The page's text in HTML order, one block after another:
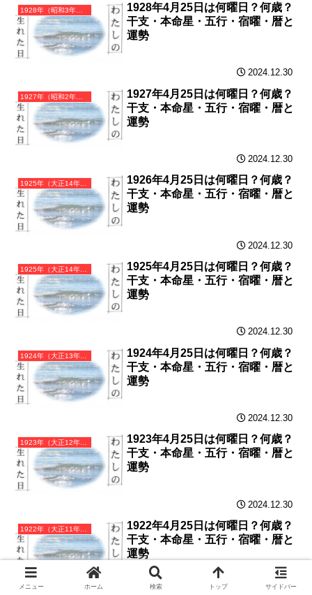
1928年（昭和3年）戊辰（つちのえたつ）・辰年（たつ年）カレンダー（月曜はじまり）
1928年4月25日は何曜日？何歳？
干支・本命星・五行・宿曜・暦と
運勢
2024.12.30
1927年（昭和2年）丁卯（ひのとう）・卯年（うさぎ年）カレンダー（月曜はじまり）
1927年4月25日は何曜日？何歳？
干支・本命星・五行・宿曜・暦と
運勢
2024.12.30
1925年（大正14年）乙丑（きのとうし）・丑年（うし年）カレンダー（月曜はじまり）
1926年4月25日は何曜日？何歳？
干支・本命星・五行・宿曜・暦と
運勢
2024.12.30
1925年（大正14年）乙丑（きのとうし）・丑年（うし年）カレンダー（月曜はじまり）
1925年4月25日は何曜日？何歳？
干支・本命星・五行・宿曜・暦と
運勢
2024.12.30
1924年（大正13年）甲子（きのえね）・子年カレンダー（月曜はじまり）
1924年4月25日は何曜日？何歳？
干支・本命星・五行・宿曜・暦と
運勢
2024.12.30
1923年（大正12年）癸亥（みずのとい）・亥年カレンダー（月曜はじまり）
1923年4月25日は何曜日？何歳？
干支・本命星・五行・宿曜・暦と
運勢
2024.12.30
1922年（大正11年）壬戌（みずのえいぬ）・戌年カレンダー（月曜はじまり）
1922年4月25日は何曜日？何歳？
干支・本命星・五行・宿曜・暦と
運勢
2024.12.29
メニュー ホーム 検索 トップ サイドバー